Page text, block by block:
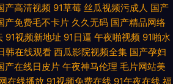
产高清视频 91草莓 丝瓜视频污成人 国产
产免费毛不卡片 久久无码 国产精品网络
91视频新地址 91日逼 午夜啪视频 91啪水
韩在线观看 西瓜影院视频全集 国产孕妇
产在线日皮片 午夜神马伦理 毛片网站美
在线播放 91视频免费在线 91午夜在线 福